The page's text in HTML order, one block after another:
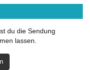
du die Sendung
lassen.